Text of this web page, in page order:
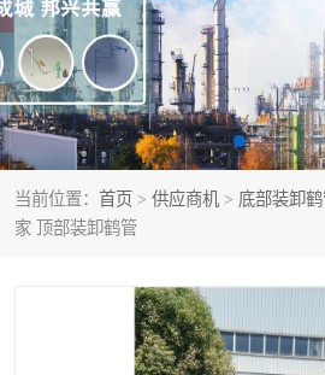
当前位置： 首页 > 供应商机 > 底部装卸鹤
家 顶部装卸鹤管
鹤管
底部装卸鹤管
液氨鹤管 液
鹤管配件 活
撬装系统设备